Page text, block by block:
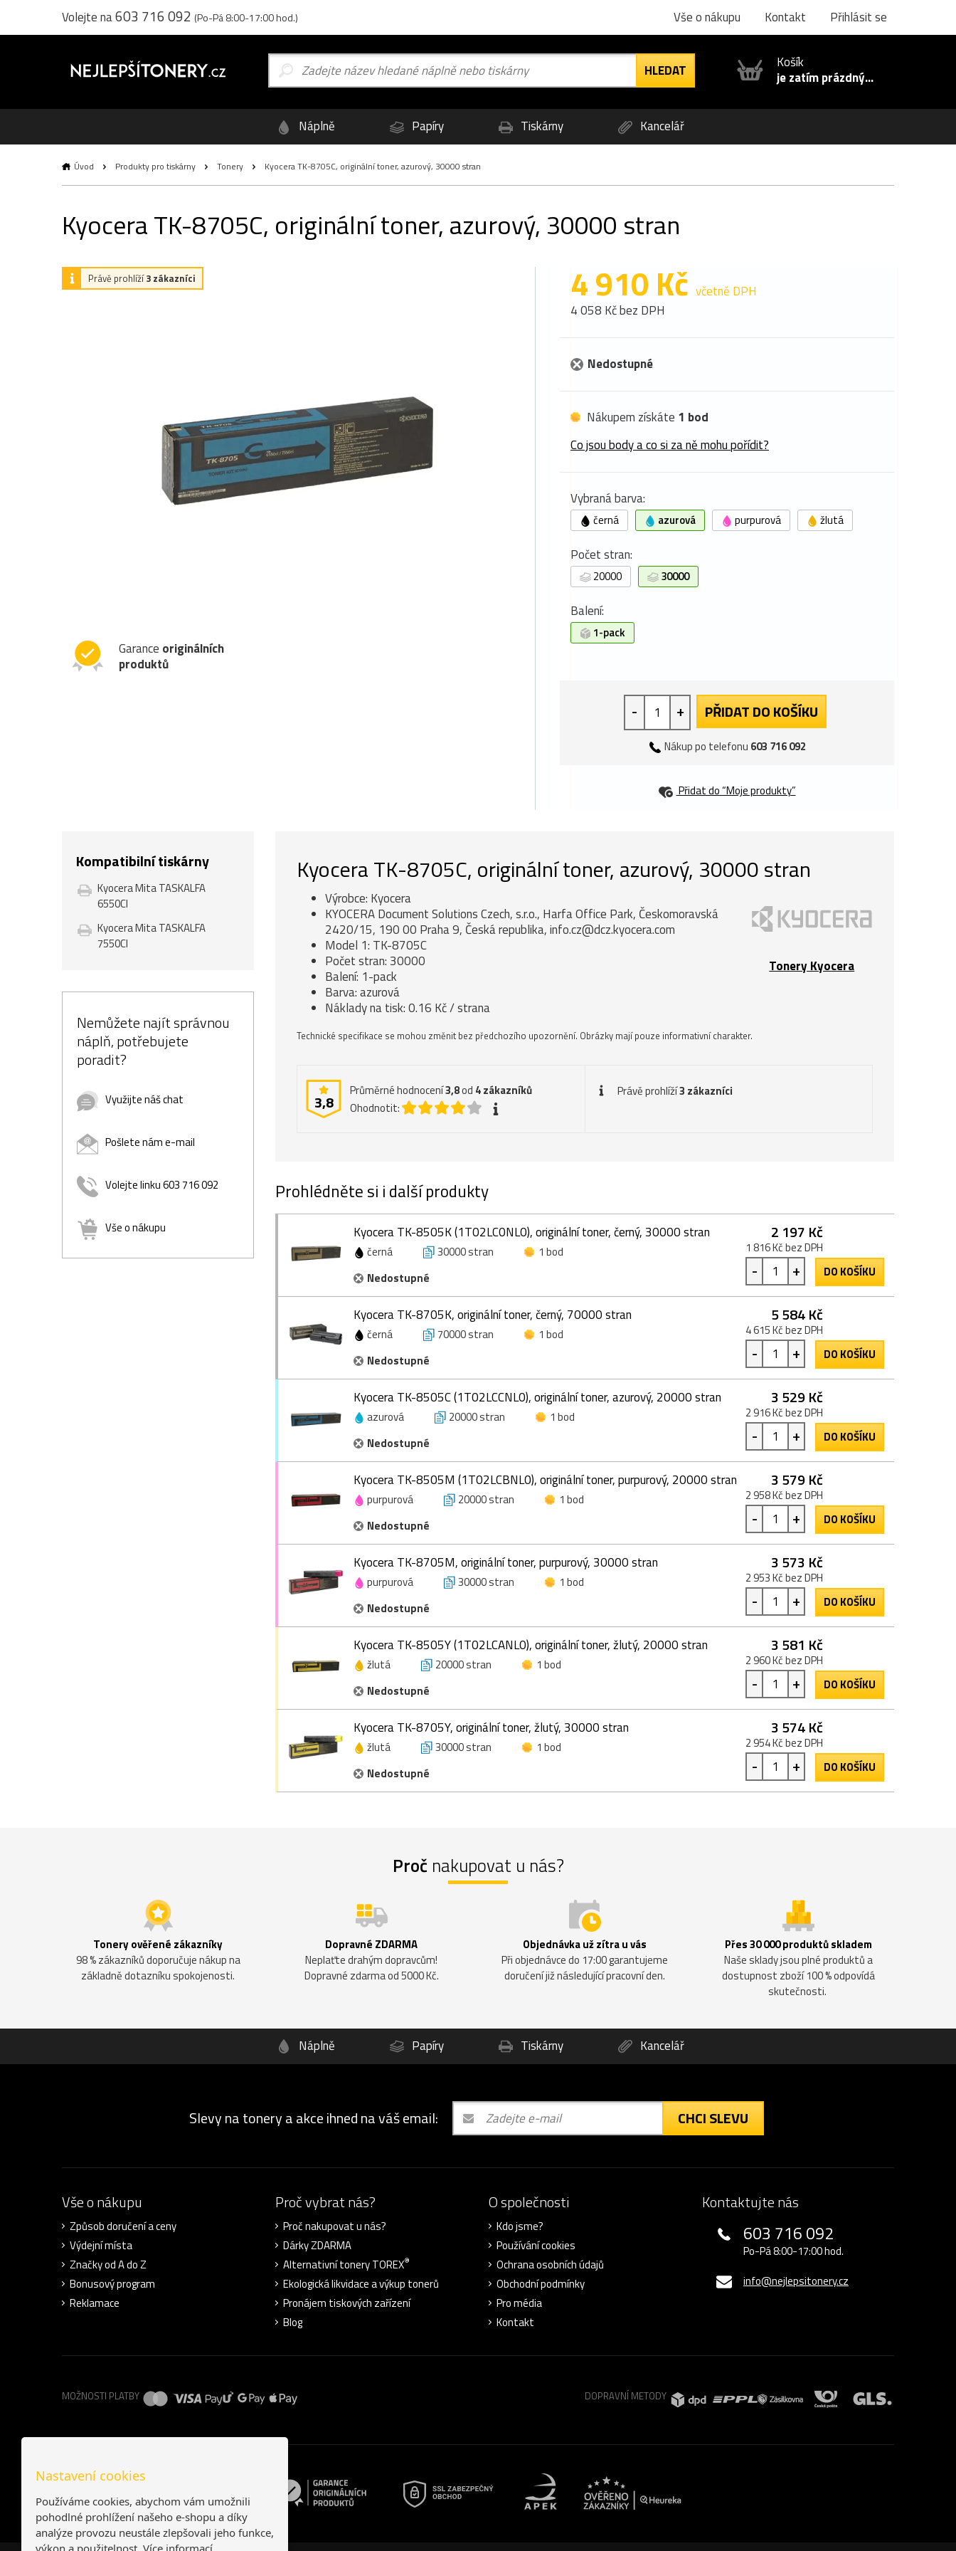
Volejte na603 716 092 (Po-Pá 8:00-17:00 hod.) Vše o nákupu Kontakt Přihlásit se
Košík
je zatím prázdný...
Náplně Papíry Tiskárny Kancelář
Úvod Produkty pro tiskárny Tonery Kyocera TK-8705C, originální toner, azurový, 30000 stran
Kyocera TK-8705C, originální toner, azurový, 30000 stran
Právě prohlíží3 zákazníci
Garance originálních
produktů
4 910 Kč včetně DPH
4 058 Kč bez DPH
Nedostupné
Nákupem získáte 1 bod
Co jsou body a co si za ně mohu pořídit?
Vybraná barva:
černá azurová purpurová žlutá
Počet stran:
20000 30000
Balení:
1-pack
- + PŘIDAT DO KOŠÍKU
Nákup po telefonu 603 716 092
Přidat do “Moje produkty”
Kompatibilní tiskárny
Kyocera Mita TASKALFA
6550CI
Kyocera Mita TASKALFA
7550CI
Nemůžete najít správnou
náplň, potřebujete
poradit?
Využijte náš chat
Pošlete nám e-mail
Volejte linku 603 716 092
Vše o nákupu
Kyocera TK-8705C, originální toner, azurový, 30000 stran
Tonery Kyocera
Výrobce: Kyocera
KYOCERA Document Solutions Czech, s.r.o., Harfa Office Park, Českomoravská
2420/15, 190 00 Praha 9, Česká republika, info.cz@dcz.kyocera.com
Model 1: TK-8705C
Počet stran: 30000
Balení: 1-pack
Barva: azurová
Náklady na tisk: 0.16 Kč / strana
Technické specifikace se mohou změnit bez předchozího upozornění. Obrázky mají pouze informativní charakter.
3,8
Průměrné hodnocení3,8od 4zákazníků
Ohodnotit:
Právě prohlíží3 zákazníci
Prohlédněte si i další produkty
Kyocera TK-8505K (1T02LC0NL0), originální toner, černý, 30000 stran
černá 30000 stran
1 bod
Nedostupné
2 197 Kč
1 816 Kč bez DPH
- + DO KOŠÍKU
Kyocera TK-8705K, originální toner, černý, 70000 stran
černá 70000 stran
1 bod
Nedostupné
5 584 Kč
4 615 Kč bez DPH
- + DO KOŠÍKU
Kyocera TK-8505C (1T02LCCNL0), originální toner, azurový, 20000 stran
azurová 20000 stran
1 bod
Nedostupné
3 529 Kč
2 916 Kč bez DPH
- + DO KOŠÍKU
Kyocera TK-8505M (1T02LCBNL0), originální toner, purpurový, 20000 stran
purpurová 20000 stran
1 bod
Nedostupné
3 579 Kč
2 958 Kč bez DPH
- + DO KOŠÍKU
Kyocera TK-8705M, originální toner, purpurový, 30000 stran
purpurová 30000 stran
1 bod
Nedostupné
3 573 Kč
2 953 Kč bez DPH
- + DO KOŠÍKU
Kyocera TK-8505Y (1T02LCANL0), originální toner, žlutý, 20000 stran
žlutá 20000 stran
1 bod
Nedostupné
3 581 Kč
2 960 Kč bez DPH
- + DO KOŠÍKU
Kyocera TK-8705Y, originální toner, žlutý, 30000 stran
žlutá 30000 stran
1 bod
Nedostupné
3 574 Kč
2 954 Kč bez DPH
- + DO KOŠÍKU
Proč nakupovat u nás?
Tonery ověřené zákazníky
98 % zákazníků doporučuje nákup na
základně dotazníku spokojenosti.
Dopravné ZDARMA
Neplaťte drahým dopravcům!
Dopravné zdarma od 5000 Kč.
Objednávka už zítra u vás
Při objednávce do 17:00 garantujeme
doručení již následující pracovní den.
Přes 30 000 produktů skladem
Naše sklady jsou plné produktů a
dostupnost zboží 100 % odpovídá
skutečnosti.
Náplně Papíry Tiskárny Kancelář
Slevy na tonery a akce ihned na váš email: CHCI SLEVU
Vše o nákupu
Způsob doručení a ceny
Výdejní místa
Značky od A do Z
Bonusový program
Reklamace
Proč vybrat nás?
Proč nakupovat u nás?
Dárky ZDARMA
Alternativní tonery TOREX®
Ekologická likvidace a výkup tonerů
Pronájem tiskových zařízení
Blog
O společnosti
Kdo jsme?
Používání cookies
Ochrana osobních údajů
Obchodní podmínky
Pro média
Kontakt
Kontaktujte nás
603 716 092
Po-Pá 8:00-17:00 hod.
info@nejlepsitonery.cz
MOŽNOSTI PLATBY DOPRAVNÍ METODY
Nastavení cookies
Používáme cookies, abychom vám umožnili
pohodlné prohlížení našeho e-shopu a díky
analýze provozu neustále zlepšovali jeho funkce,
výkon a použitelnost. Více informací